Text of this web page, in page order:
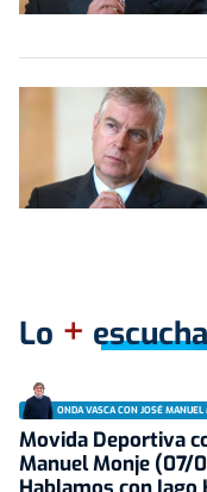
Lo +
ONDA VASCA CON JOSÉ MANUEL
Movida Deportiva
Manuel Monje (07/